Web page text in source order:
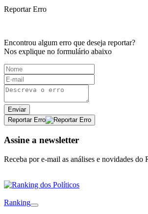
Reportar Erro
Encontrou algum erro que deseja reportar?
Nos explique no formulário abaixo
Enviar
Reportar Erro
Assine a newsletter
Receba por e-mail as análises e novidades do
Ranking